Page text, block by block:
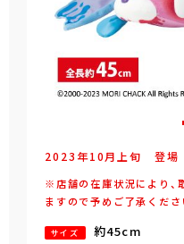
2023年10月 上旬 登場
※店舗の在庫状況により、
ますので予めご了承くださ
サイズ 約45cm